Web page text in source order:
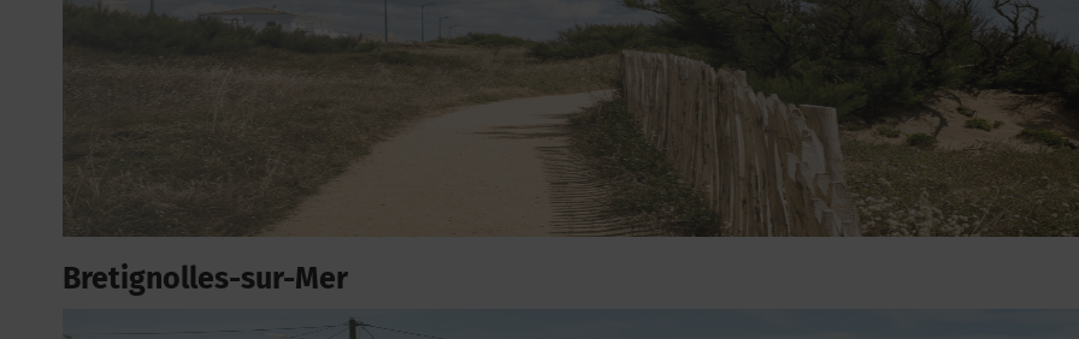
Bretignolles-sur-Mer